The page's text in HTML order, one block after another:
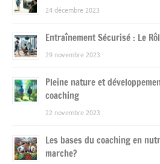
24 décembre 2023
Entraînement Sécurisé : Le
29 novembre 2023
Pleine nature et
coaching
22 novembre 2023
Les bases du coaching en
marche?